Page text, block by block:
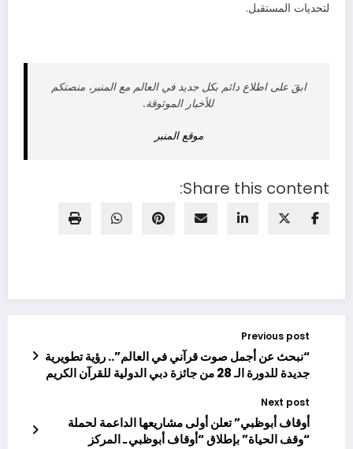
لتحديات المستقبل.
ابقَ على اطلاع دائم بكل جديد في العالم مع المنبر، منصتكم
للأخبار الموثوقة.
موقع المنبر
Share this content:
Previous post
“نبحث عن أجمل صوت قرآني في العالم”.. رؤية تطويرية
جديدة للدورة الـ 28 من جائزة دبي الدولية للقرآن الكريم
Next post
أوقاف أبوظبي” تعلن أولى مشاريعها الداعمة لحملة
“وقف الحياة” بإطلاق “أوقاف أبوظبي ـ المركز